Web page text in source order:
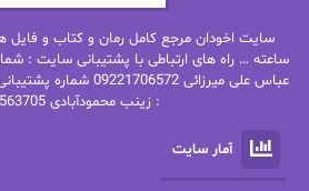
بیتا
پاتریشیا ویلسون پرتو
پرستو
پرستو مهاجر
ساعته … راه های ارتباطی با پشتیبانی سایت :
: زینب محمودآبادی 09944563705
آمار سایت